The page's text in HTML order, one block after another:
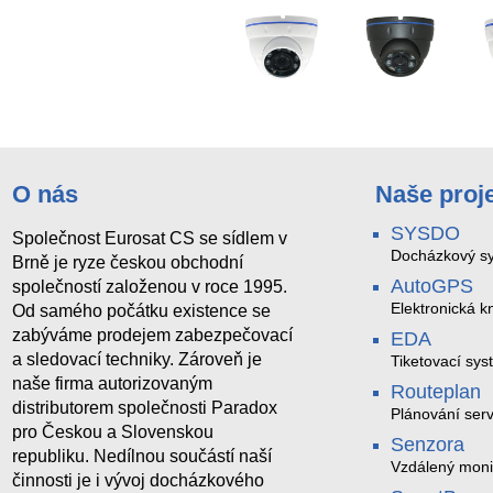
O nás
Společnost Eurosat CS se sídlem v
Brně je ryze českou obchodní
společností založenou v roce 1995.
Od samého počátku existence se
zabýváme prodejem zabezpečovací
a sledovací techniky. Zároveň je
naše firma autorizovaným
distributorem společnosti Paradox
pro Českou a Slovenskou
republiku. Nedílnou součástí naší
činnosti je i vývoj docházkového
Naše
SYSDO
Docházkový
AutoGPS
Elektronická
EDA
Tiketovací
Routeplan
Plánování
Senzora
Vzdálený